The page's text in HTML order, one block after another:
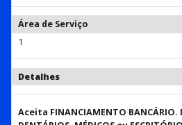
Área de Serviço
1
Detalhes
Aceita FINANCIAMENTO